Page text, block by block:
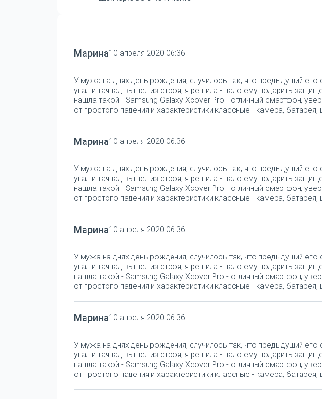
Марина10 апреля 2020 06:36
У мужа на днях день рождения, случилось так, что предыдущий его
упал и тачпад вышел из строя, я решила - надо ему подарить
нашла такой - Samsung Galaxy Xcover Pro - отличный смартфон,
от простого падения и характеристики классные - камера, батарея,
Марина10 апреля 2020 06:36
У мужа на днях день рождения, случилось так, что предыдущий его
упал и тачпад вышел из строя, я решила - надо ему подарить
нашла такой - Samsung Galaxy Xcover Pro - отличный смартфон,
от простого падения и характеристики классные - камера, батарея,
Марина10 апреля 2020 06:36
У мужа на днях день рождения, случилось так, что предыдущий его
упал и тачпад вышел из строя, я решила - надо ему подарить
нашла такой - Samsung Galaxy Xcover Pro - отличный смартфон,
от простого падения и характеристики классные - камера, батарея,
Марина10 апреля 2020 06:36
У мужа на днях день рождения, случилось так, что предыдущий его
упал и тачпад вышел из строя, я решила - надо ему подарить
нашла такой - Samsung Galaxy Xcover Pro - отличный смартфон,
от простого падения и характеристики классные - камера, батарея,